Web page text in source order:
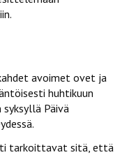
avoimet ovet ja
huhtikuun
Päivä
tarkoittavat sitä, että